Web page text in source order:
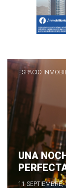
ESPACIO
UNA
11 SEPTIEMBRE,